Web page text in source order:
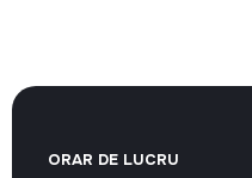
ORAR DE LUCRU